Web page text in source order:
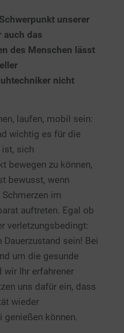
unserer
auch das
des Menschen lässt
nicht
laufen, mobil sein:
wichtig es für die
sich
bewegen zu können,
bewusst, wenn
im
auftreten. Egal ob
verletzungsbedingt:
Dauerzustand sein! Bei
um die gesunde
wir Ihr erfahrener
uns dafür ein, dass
wieder
genießen können.